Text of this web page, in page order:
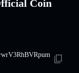
Coin